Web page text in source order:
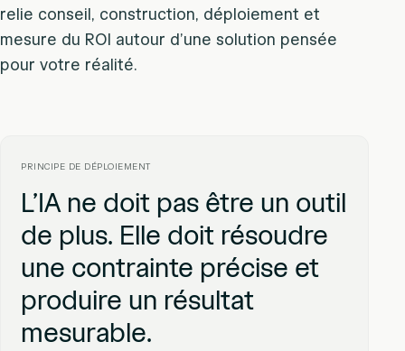
relie conseil, construction, déploiement et
mesure du ROI autour d’une solution pensée
pour votre réalité.
PRINCIPE DE DÉPLOIEMENT
L’IA ne doit pas être un outil
de plus. Elle doit résoudre
une contrainte précise et
produire un résultat
mesurable.